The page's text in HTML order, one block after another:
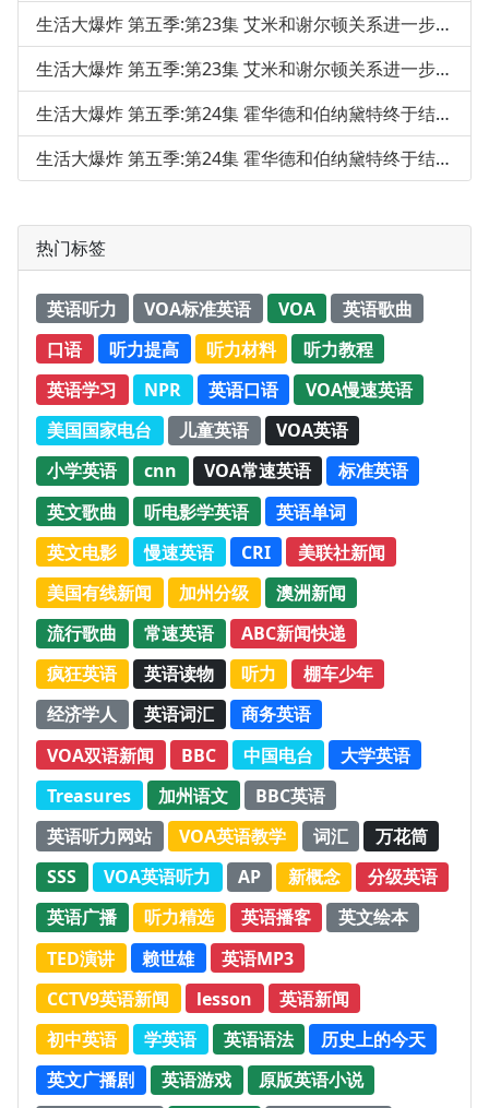
生活大爆炸 第五季:第23集 艾米和谢尔顿关系进一步发展(上)
生活大爆炸 第五季:第23集 艾米和谢尔顿关系进一步发展(下)
生活大爆炸 第五季:第24集 霍华德和伯纳黛特终于结婚啦(上)
生活大爆炸 第五季:第24集 霍华德和伯纳黛特终于结婚啦(下)
热门标签
英语听力 VOA标准英语 VOA
英语歌曲
口语
听力提高 听力材料
听力教程
英语学习
NPR 英语口语
VOA慢速英语
美国国家电台
儿童英语
VOA英语
小学英语
cnn VOA常速英语
标准英语
英文歌曲
听电影学英语
英语单词
英文电影
慢速英语 CRI
美联社新闻
美国有线新闻
加州分级
澳洲新闻
流行歌曲
常速英语
ABC新闻快递
疯狂英语
英语读物 听力
棚车少年
经济学人
英语词汇
商务英语
VOA双语新闻
BBC 中国电台
大学英语
Treasures
加州语文
BBC英语
英语听力网站
VOA英语教学 词汇
万花筒
SSS
VOA英语听力 AP 新概念
分级英语
英语广播
听力精选 英语播客
英文绘本
TED演讲
赖世雄
英语MP3
CCTV9英语新闻
lesson
英语新闻
初中英语
学英语 英语语法
历史上的今天
英文广播剧
英语游戏 原版英语小说